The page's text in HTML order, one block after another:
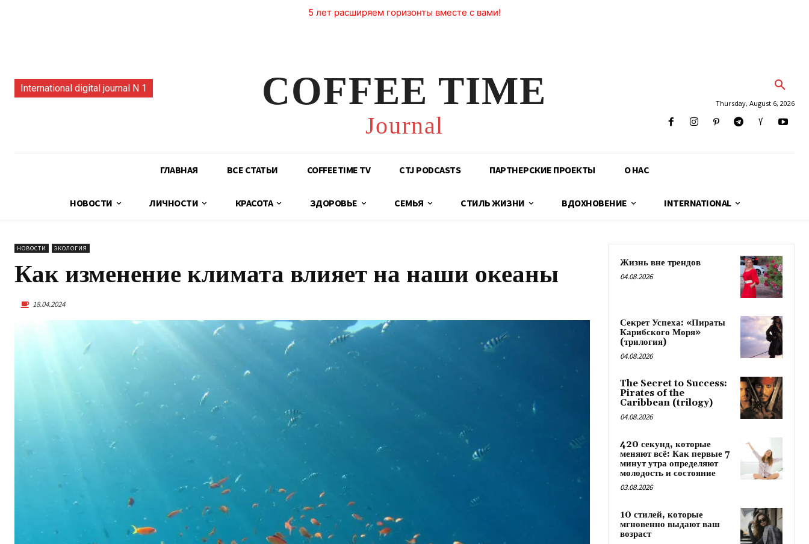
5 лет расширяем горизонты вместе с вами!
International digital journal N 1 COFFEE TIME
Journal
Thursday, August 6, 2026
ГЛАВНАЯ ВСЕ СТАТЬИ COFFEETIME TV CTJ PODCASTS ПАРТНЕРСКИЕ ПРОЕКТЫ О НАС
НОВОСТИ ЛИЧНОСТИ КРАСОТА ЗДОРОВЬЕ СЕМЬЯ СТИЛЬ ЖИЗНИ ВДОХНОВЕНИЕ INTERNATIONAL
НОВОСТИ ЭКОЛОГИЯ
Как изменение климата влияет на наши океаны
18.04.2024
Жизнь вне трендов
04.08.2026
Секрет Успеха: «Пираты
Карибского Моря»
(трилогия)
04.08.2026
The Secret to Success:
Pirates of the
Caribbean (trilogy)
04.08.2026
420 секунд, которые
меняют всё: Как первые 7
минут утра определяют
молодость и состояние
03.08.2026
10 стилей, которые
мгновенно выдают ваш
возраст